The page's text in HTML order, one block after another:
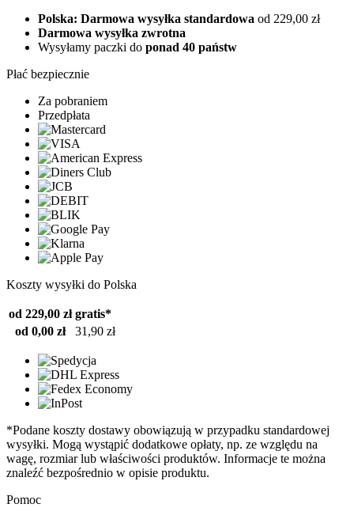
Polska: Darmowa wysyłka standardowa od 229,00 zł
Darmowa wysyłka zwrotna
Wysyłamy paczki do ponad 40 państw
Płać bezpiecznie
Za pobraniem
Przedpłata
Koszty wysyłki do Polska
od 229,00 zł gratis*
od 0,00 zł
31,90 zł
*Podane koszty dostawy obowiązują w przypadku standardowej
wysyłki. Mogą wystąpić dodatkowe opłaty, np. ze względu na
wagę, rozmiar lub właściwości produktów. Informacje te można
znaleźć bezpośrednio w opisie produktu.
Pomoc